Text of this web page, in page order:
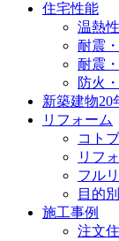
住宅性能
温熱
耐震
耐震
防火
新築建物20
リフォーム
コト
リフ
フル
目的
施工事例
注文